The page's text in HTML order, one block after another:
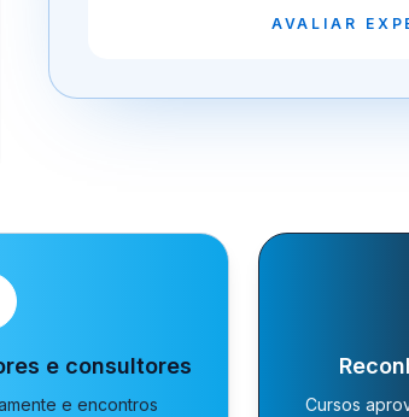
AVALIAR
e consultores
e encontros
Cursos